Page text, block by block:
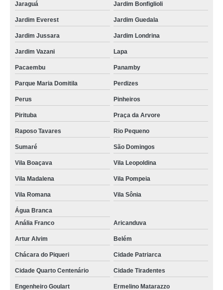
Jaraguá Jardim Bonfiglioli
Jardim Everest Jardim Guedala
Jardim Jussara Jardim Londrina
Jardim Vazani Lapa
Pacaembu Panamby
Parque Maria Domitila Perdizes
Perus Pinheiros
Pirituba Praça da Arvore
Raposo Tavares Rio Pequeno
Sumaré São Domingos
Vila Boaçava Vila Leopoldina
Vila Madalena Vila Pompeia
Vila Romana Vila Sônia
Água Branca
Anália Franco
Aricanduva
Artur Alvim Belém
Chácara do Piqueri Cidade Patriarca
Cidade Quarto Centenário Cidade Tiradentes
Engenheiro Goulart Ermelino Matarazzo